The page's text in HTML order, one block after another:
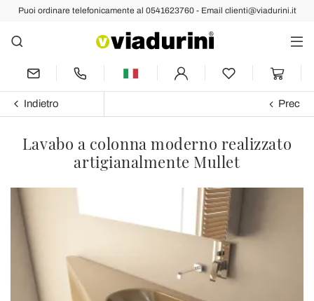
Puoi ordinare telefonicamente al 0541623760 - Email clienti@viadurini.it
Indietro Prec
Lavabo a colonna moderno realizzato
artigianalmente Mullet